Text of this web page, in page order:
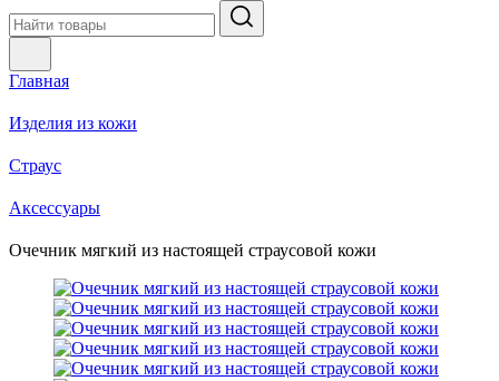
Главная
Изделия из кожи
Страус
Аксессуары
Очечник мягкий из настоящей страусовой кожи